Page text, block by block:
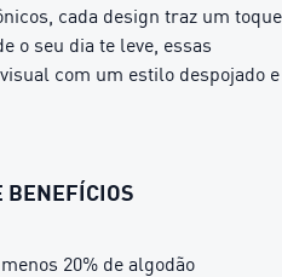
cada design traz um toque
o seu dia te leve, essas
com um estilo despojado e
BENEFÍCIOS
20% de algodão